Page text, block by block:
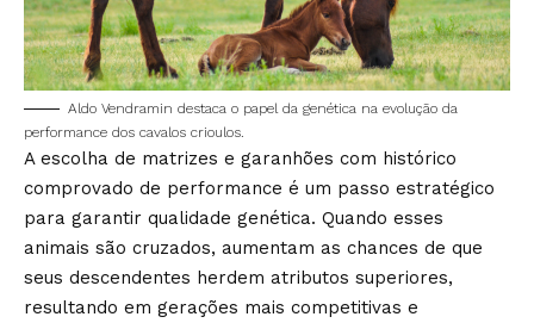
Aldo Vendramin destaca o papel da genética na evolução da
performance dos cavalos crioulos.
A escolha de matrizes e garanhões com histórico
comprovado de performance é um passo estratégico
para garantir qualidade genética. Quando esses
animais são cruzados, aumentam as chances de que
seus descendentes herdem atributos superiores,
resultando em gerações mais competitivas e